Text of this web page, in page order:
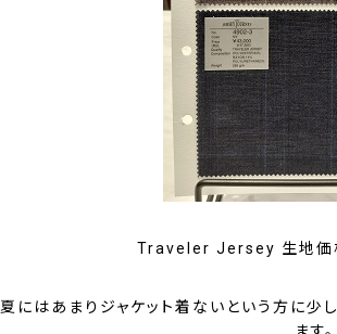
Traveler Jersey 生地価格
夏にはあまりジャケット着ないという方に